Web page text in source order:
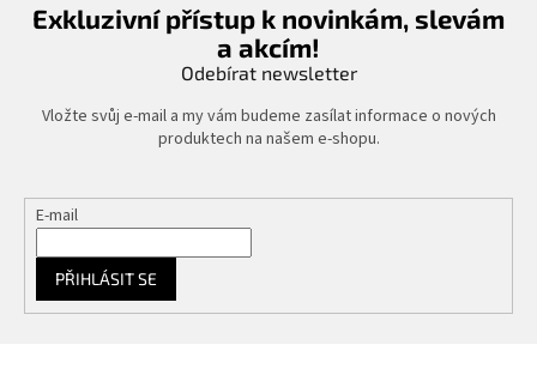
Exkluzivní přístup k novinkám, slevám
a akcím!
Odebírat newsletter
Vložte svůj e-mail a my vám budeme zasílat informace o nových
produktech na našem e-shopu.
E-mail
PŘIHLÁSIT SE